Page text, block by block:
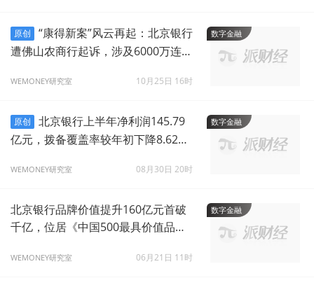
数字金融
原创
“康得新案”风云再起：北京银行
遭佛山农商行起诉，涉及6000万连带
WEMONEY研究室 10月25日 16时
数字金融
原创
北京银行上半年净利润145.79
亿元，拨备覆盖率较年初下降8.62个
WEMONEY研究室 08月30日 20时
数字金融
北京银行品牌价值提升160亿元首破
千亿，位居《中国500最具价值品
WEMONEY研究室 06月21日 11时